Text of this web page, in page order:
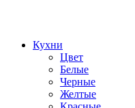
Кухни
Цвет
Белые
Черные
Желтые